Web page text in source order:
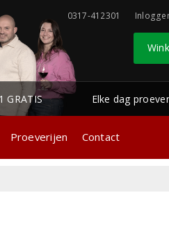
0317-412301
GRATIS Elke dag
Proeverijen Contact